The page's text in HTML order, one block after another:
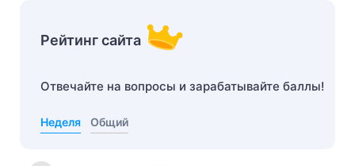
Рейтинг сайта
Отвечайте на вопросы и зарабатывайте баллы!
Неделя Общий